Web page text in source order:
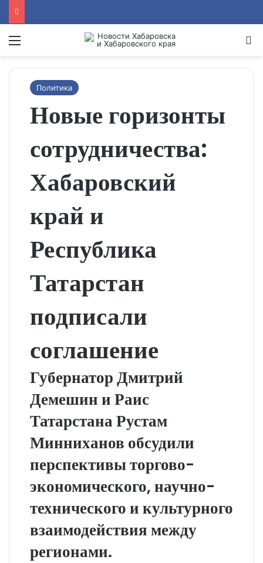
Menu
Политика
Новые горизонты
сотрудничества:
Хабаровский
край и
Республика
Татарстан
подписали
соглашение
Губернатор Дмитрий
Демешин и Раис
Татарстана Рустам
Минниханов обсудили
перспективы торгово-
экономического, научно-
технического и культурного
взаимодействия между
регионами.